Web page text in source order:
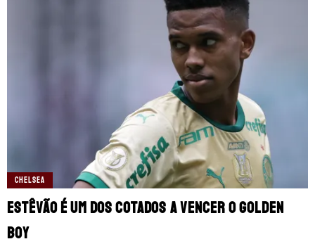
CHELSEA
Estêvão é um dos cotados a vencer o Golden
Boy